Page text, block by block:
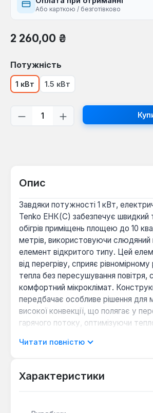
Або карткою / безготівково
Звичайна ціна:
2 260,00 ₴
Виберіть
Потужність
1 кВт 1.5 кВт
Кількість товару:
Опис
Завдяки потужності 1 кВт,
Tenko ЕНК(С) забезпечує швидкий
обігрів приміщень площею до 10
метрів, використовуючи слюдяний
елемент відкритого типу. Цей
від перегріву, сприяє рівномірному
тепла без пересушування
комфортний мікроклімат.
передбачає особливе рішення для
високої конвекції, що полягає у
гарячого потоку, оптимізуючи
регулювання температури, що
+ 0.5 кВт) надає гнучкість у
Читати повністю
Характеристики